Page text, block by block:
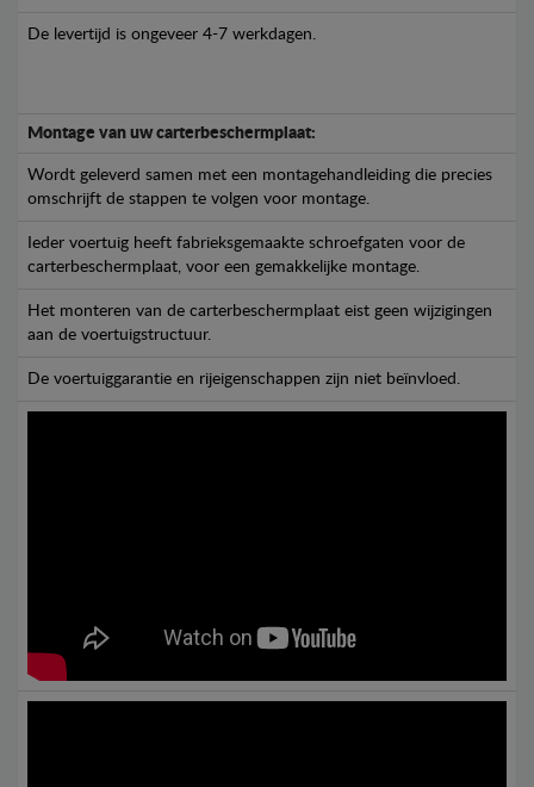
De levertijd is ongeveer 4-7 werkdagen.
Montage van uw carterbeschermplaat:
Wordt geleverd samen met een montagehandleiding die precies
omschrijft de stappen te volgen voor montage.
Ieder voertuig heeft fabrieksgemaakte schroefgaten voor de
carterbeschermplaat, voor een gemakkelijke montage.
Het monteren van de carterbeschermplaat eist geen wijzigingen
aan de voertuigstructuur.
De voertuiggarantie en rijeigenschappen zijn niet beïnvloed.